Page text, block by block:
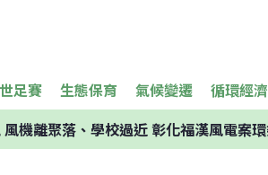
足賽 生態保育 氣候變遷 循環經濟
風機離聚落、學校過近 彰化福漢風電案